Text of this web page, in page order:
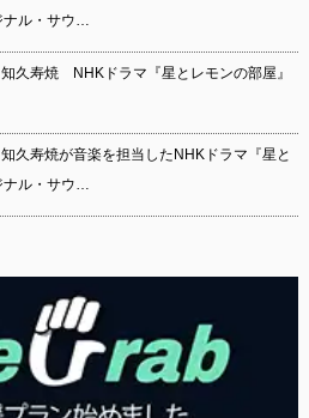
ナル・サウ…
知久寿焼 NHKドラマ『星とレモンの部屋』
久寿焼が音楽を担当したNHKドラマ『星と
ナル・サウ…